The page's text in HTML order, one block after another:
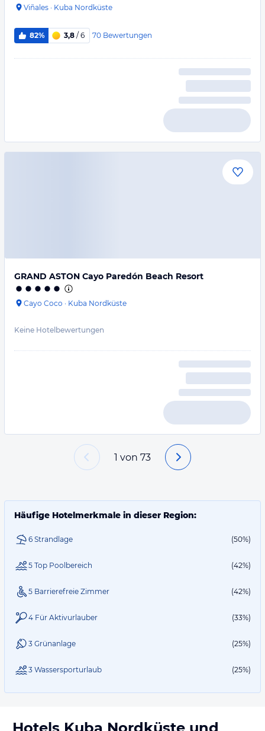
Viñales · Kuba Nordküste
82% 3,8 / 6 70 Bewertungen
GRAND ASTON Cayo Paredón Beach Resort
Cayo Coco · Kuba Nordküste
Keine Hotelbewertungen
1 von 73
Häufige Hotelmerkmale in dieser Region:
6 Strandlage (50%)
5 Top Poolbereich (42%)
5 Barrierefreie Zimmer (42%)
4 Für Aktivurlauber (33%)
3 Grünanlage (25%)
3 Wassersporturlaub (25%)